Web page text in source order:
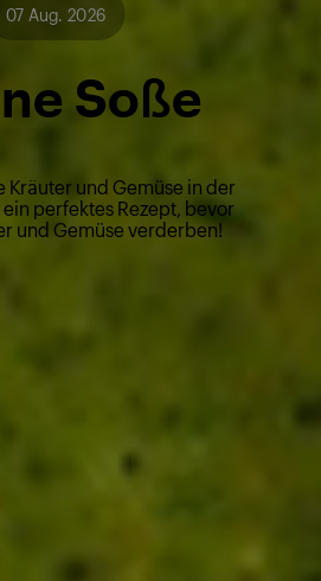
07 Aug. 2026
Soße
Kräuter und Gemüse in der
ein perfektes Rezept, bevor
und Gemüse verderben!